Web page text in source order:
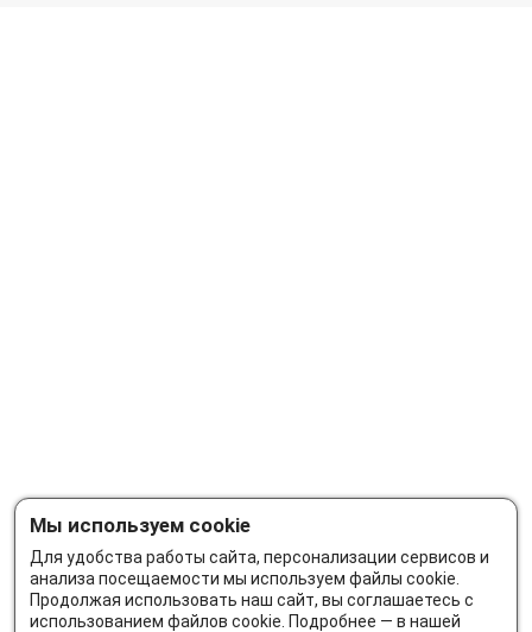
Мы используем cookie
Для удобства работы сайта, персонализации сервисов и
анализа посещаемости мы используем файлы cookie.
Продолжая использовать наш сайт, вы соглашаетесь с
использованием файлов cookie. Подробнее — в нашей